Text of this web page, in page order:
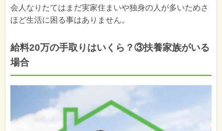
会人なりたてはまだ実家住まいや独身の人が多いためさ
ほど生活に困る事はありません。
給料20万の手取りはいくら？③扶養家族がいる
場合